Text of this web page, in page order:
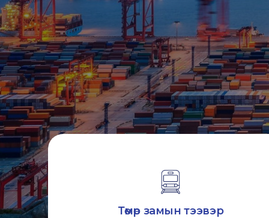
Төмөр замын тээвэр